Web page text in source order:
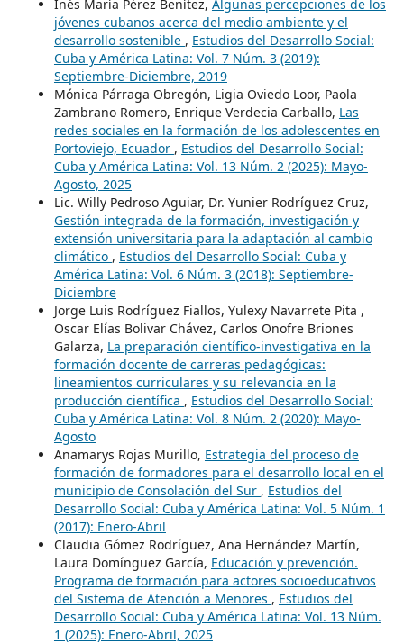
Inés María Pérez Benítez, Algunas percepciones de los
jóvenes cubanos acerca del medio ambiente y el
desarrollo sostenible , Estudios del Desarrollo Social:
Cuba y América Latina: Vol. 7 Núm. 3 (2019):
Septiembre-Diciembre, 2019
Mónica Párraga Obregón, Ligia Oviedo Loor, Paola
Zambrano Romero, Enrique Verdecia Carballo, Las
redes sociales en la formación de los adolescentes en
Portoviejo, Ecuador , Estudios del Desarrollo Social:
Cuba y América Latina: Vol. 13 Núm. 2 (2025): Mayo-
Agosto, 2025
Lic. Willy Pedroso Aguiar, Dr. Yunier Rodríguez Cruz,
Gestión integrada de la formación, investigación y
extensión universitaria para la adaptación al cambio
climático , Estudios del Desarrollo Social: Cuba y
América Latina: Vol. 6 Núm. 3 (2018): Septiembre-
Diciembre
Jorge Luis Rodríguez Fiallos, Yulexy Navarrete Pita ,
Oscar Elías Bolivar Chávez, Carlos Onofre Briones
Galarza, La preparación científico-investigativa en la
formación docente de carreras pedagógicas:
lineamientos curriculares y su relevancia en la
producción científica , Estudios del Desarrollo Social:
Cuba y América Latina: Vol. 8 Núm. 2 (2020): Mayo-
Agosto
Anamarys Rojas Murillo, Estrategia del proceso de
formación de formadores para el desarrollo local en el
municipio de Consolación del Sur , Estudios del
Desarrollo Social: Cuba y América Latina: Vol. 5 Núm. 1
(2017): Enero-Abril
Claudia Gómez Rodríguez, Ana Hernández Martín,
Laura Domínguez García, Educación y prevención.
Programa de formación para actores socioeducativos
del Sistema de Atención a Menores , Estudios del
Desarrollo Social: Cuba y América Latina: Vol. 13 Núm.
1 (2025): Enero-Abril, 2025